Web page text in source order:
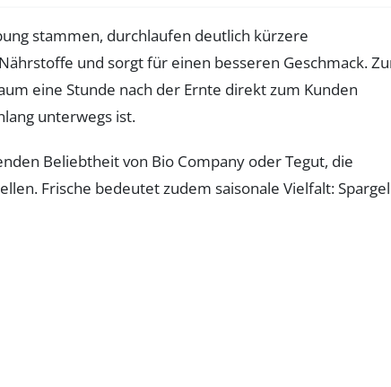
stammen, durchlaufen deutlich kürzere
und sorgt für einen besseren Geschmack.
eine Stunde nach der Ernte direkt zum Kunden
unterwegs ist.
Beliebtheit von Bio Company oder Tegut, die
Frische bedeutet zudem saisonale Vielfalt: